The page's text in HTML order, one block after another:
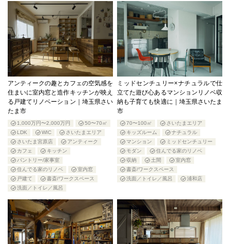
アンティークの趣とカフェの空気感を
住まいに室内窓と造作キッチンが映え
る戸建てリノベーション｜埼玉県さい
たま市
1,000万円〜2,000万円
50〜70㎡
LDK
WIC
さいたまエリア
さいたま宮原店
アンティーク
カフェ
キッチン
パントリー/家事室
住んでる家のリノベ
室内窓
戸建て
書斎/ワークスペース
洗面／トイレ／風呂
ミッドセンチュリー×ナチュラルで仕
立てた遊び心あるマンションリノベ収
納も子育ても快適に｜埼玉県さいたま
市
70〜100㎡
さいたまエリア
キッズルーム
ナチュラル
マンション
ミッドセンチュリー
モダン
住んでる家のリノベ
収納
土間
室内窓
書斎/ワークスペース
洗面／トイレ／風呂
浦和店